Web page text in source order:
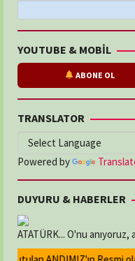
YOUTUBE & MOBİL
ABONE OL
TRANSLATOR
Powered by
DUYURU & HABERLER
ATATÜRK... O'nu anıyoruz,